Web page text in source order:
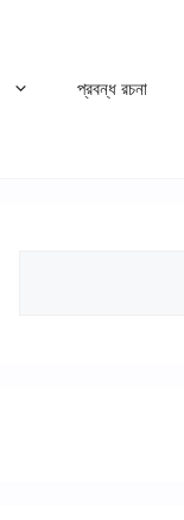
প্রবন্ধ রচনা